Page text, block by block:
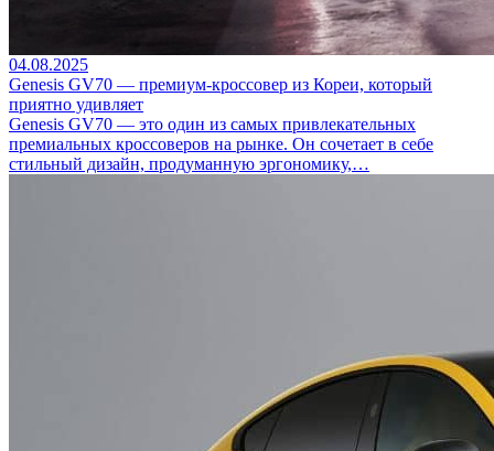
04.08.2025
Genesis GV70 — премиум-кроссовер из Кореи, который
приятно удивляет
Genesis GV70 — это один из самых привлекательных
премиальных кроссоверов на рынке. Он сочетает в себе
стильный дизайн, продуманную эргономику,…